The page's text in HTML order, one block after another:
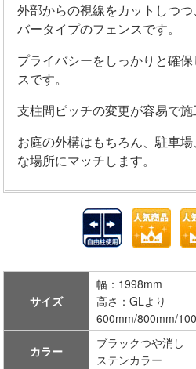
外部からの視線をカットしつ
バータイプのフェンスです。
プライバシーをしっかりと確
スです。
支柱間ピッチの変更が容易で施
お庭の外構はもちろん、駐車
な場所にマッチします。
サイズ
幅：1998mm
高さ：GLより
600mm/800mm/
カラー
ブラックつや消し
ステンカラー